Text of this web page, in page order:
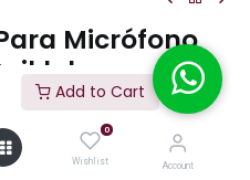
Add to Cart
0
Wishlist Account
Micrófono
profesional para micrófono de 3
6.3 mm (1/4") a XLR macho de